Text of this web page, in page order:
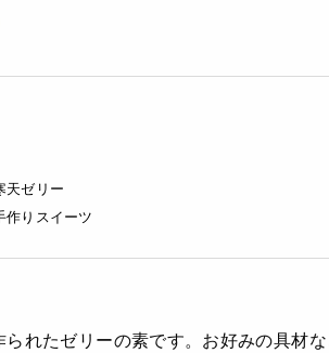
天ゼリー
作りスイーツ
れたゼリーの素です。お好みの具材